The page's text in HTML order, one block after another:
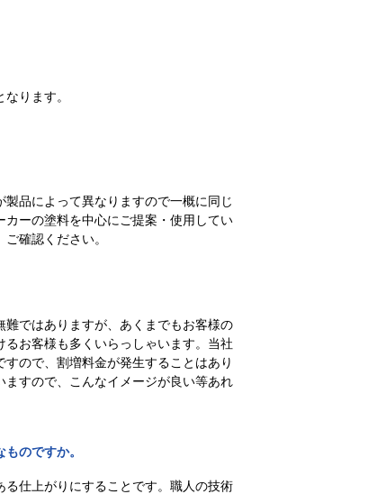
ります。
品によって異なりますので一概に同じ
ーの塗料を中心にご提案・使用してい
確認ください。
ではありますが、あくまでもお客様の
お客様も多くいらっしゃいます。当社
ので、割増料金が発生することはあり
すので、こんなイメージが良い等あれ
のですか。
仕上がりにすることです。職人の技術